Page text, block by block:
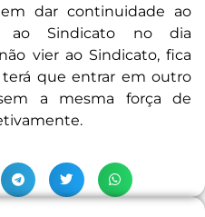
dar continuidade ao
ao Sindicato no dia
vier ao Sindicato, fica
que entrar em outro
a mesma força de